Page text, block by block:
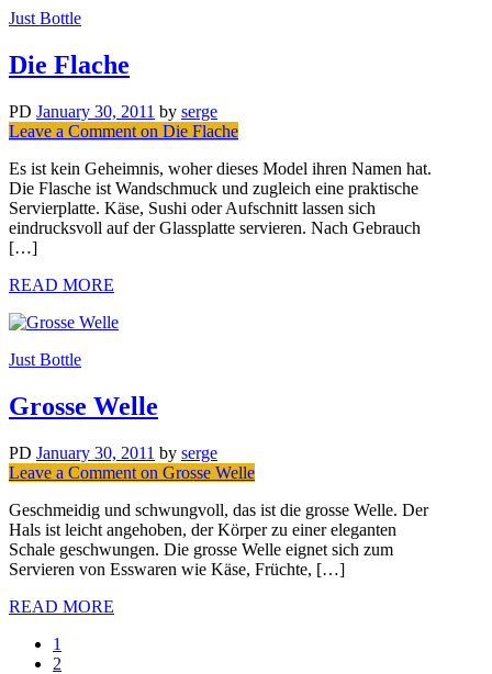
Just Bottle
Die Flache
PD January 30, 2011 by serge
Leave a Comment on Die Flache
Es ist kein Geheimnis, woher dieses Model ihren Namen hat.
Die Flasche ist Wandschmuck und zugleich eine praktische
Servierplatte. Käse, Sushi oder Aufschnitt lassen sich
eindrucksvoll auf der Glassplatte servieren. Nach Gebrauch
[…]
READ MORE
Just Bottle
Grosse Welle
PD January 30, 2011 by serge
Leave a Comment on Grosse Welle
Geschmeidig und schwungvoll, das ist die grosse Welle. Der
Hals ist leicht angehoben, der Körper zu einer eleganten
Schale geschwungen. Die grosse Welle eignet sich zum
Servieren von Esswaren wie Käse, Früchte, […]
READ MORE
1
2